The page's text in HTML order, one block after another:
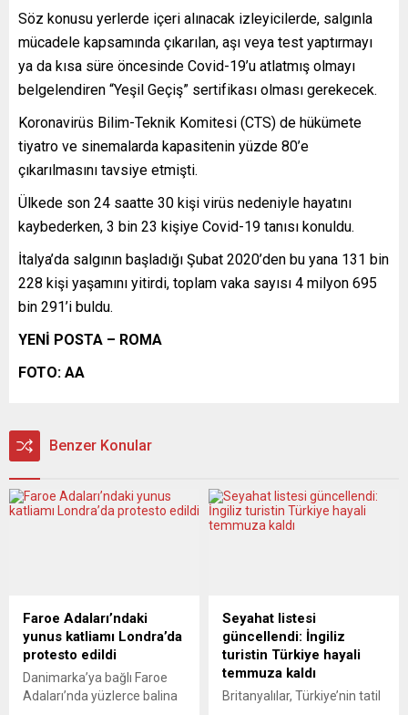
Söz konusu yerlerde içeri alınacak izleyicilerde, salgınla
mücadele kapsamında çıkarılan, aşı veya test yaptırmayı
ya da kısa süre öncesinde Covid-19’u atlatmış olmayı
belgelendiren “Yeşil Geçiş” sertifikası olması gerekecek.
Koronavirüs Bilim-Teknik Komitesi (CTS) de hükümete
tiyatro ve sinemalarda kapasitenin yüzde 80’e
çıkarılmasını tavsiye etmişti.
Ülkede son 24 saatte 30 kişi virüs nedeniyle hayatını
kaybederken, 3 bin 23 kişiye Covid-19 tanısı konuldu.
İtalya’da salgının başladığı Şubat 2020’den bu yana 131 bin
228 kişi yaşamını yitirdi, toplam vaka sayısı 4 milyon 695
bin 291’i buldu.
YENİ POSTA – ROMA
FOTO: AA
Benzer Konular
Faroe Adaları’ndaki
yunus katliamı Londra’da
protesto edildi
Danimarka’ya bağlı Faroe
Adaları’nda yüzlerce balina
Seyahat listesi
güncellendi: İngiliz
turistin Türkiye hayali
temmuza kaldı
Britanyalılar, Türkiye’nin tatil